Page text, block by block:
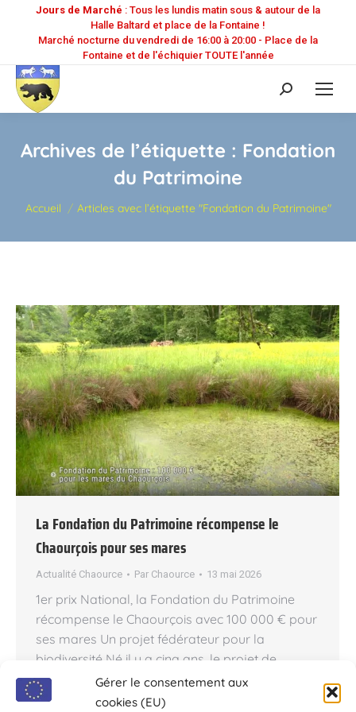
Gérer le consentement aux
cookies (EU)
Jours de Marché : Tous les lundis matin sous & autour de la
Halle Baltard et place de la Fontaine !
Marché nocturne du vendredi de 16:00 à 20:00 - Place de la
Fontaine et de l'échiquier TOUTE l'année
Recherche
:
Archives de l’étiquette : Fondation
du Patrimoine
Vous êtes ici :
Accueil Articles avec l’étiquette "Fondation du Patrimoine"
La Fondation du Patrimoine récompense le
Chaourçois pour ses mares
Actualité Chaource Par Chaource 13 mai 2026
1er prix National, la Fondation du Patrimoine
récompense le Chaourçois avec 100 000 € pour
ses mares Un projet fédérateur pour la
biodiversité Né il y a cinq ans, le projet de
protection des mares autour de Chaource a été
officiellement récompensé ce jeudi 7 Mai 2026